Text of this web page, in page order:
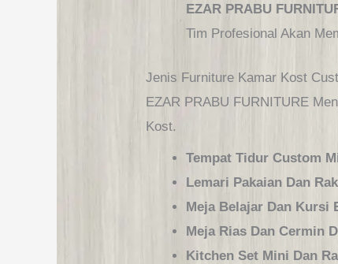
EZAR PRABU
Tim Profesional Akan
Jenis Furniture Kamar Kost
EZAR PRABU FURNITURE
Kost.
Tempat Tidur Custom
Lemari Pakaian Dan
Meja Belajar Dan Kursi
Meja Rias Dan Cermin
Kitchen Set Mini Dan